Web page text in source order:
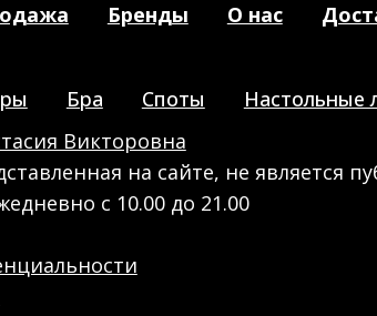
Бренды О нас
Бра Споты Настольные
Викторовна
на сайте, не является
с 10.00 до 21.00